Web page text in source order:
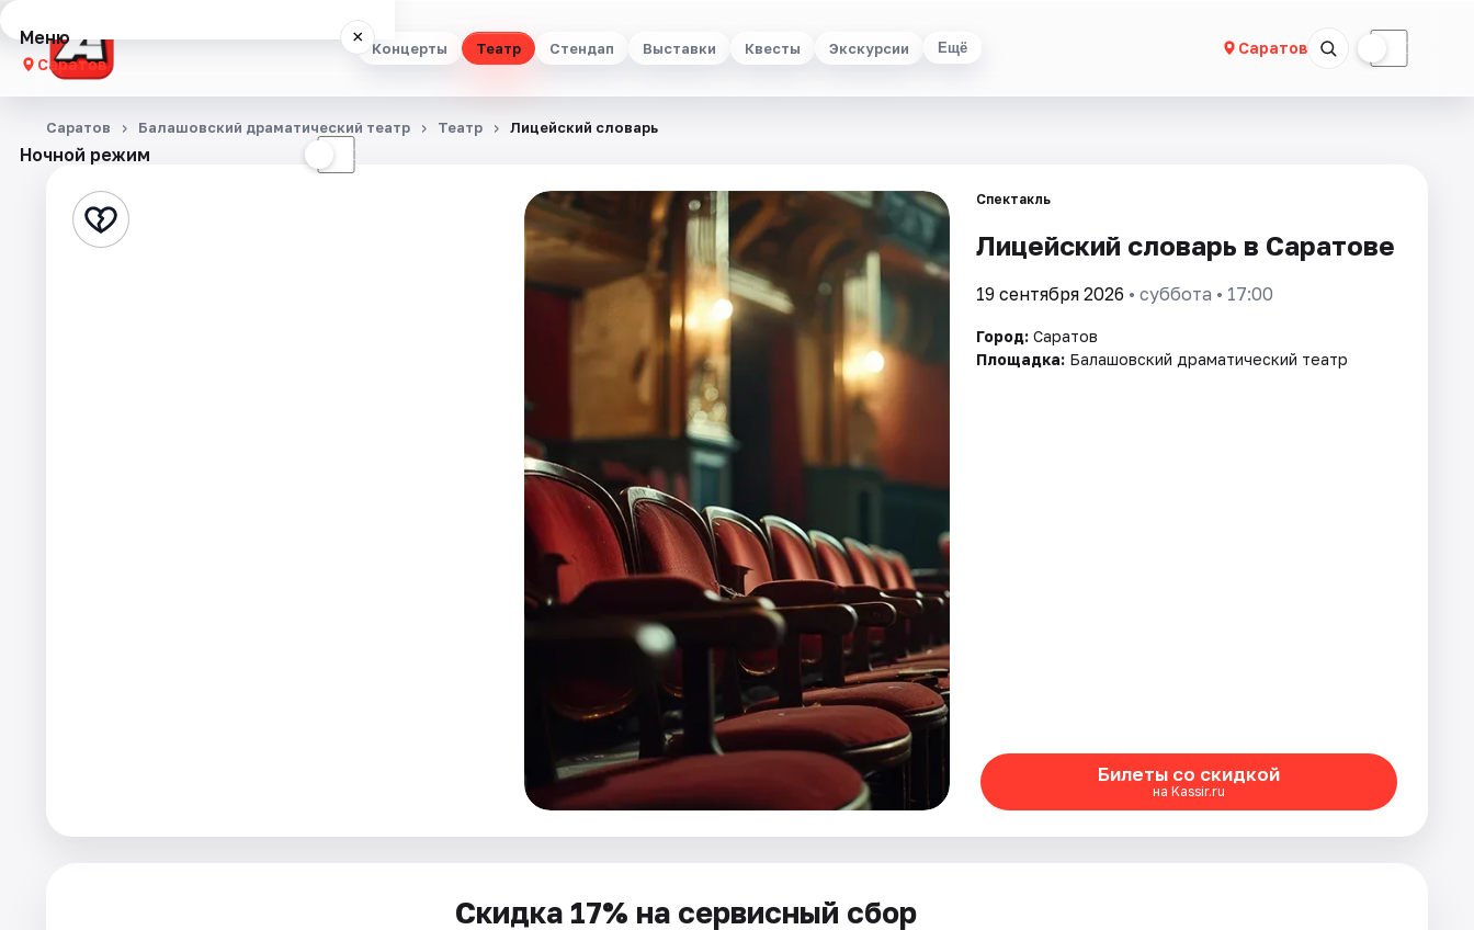
Концерты Театр Стендап Выставки Квесты Экскурсии Ещё Саратов ☾
Меню ×
Саратов
Концерты
Стендап
Ночной режим ☾
Саратов Балашовский драматический театр Театр Лицейский словарь
Спектакль
Лицейский словарь в Саратове
19 сентября 2026 • суббота • 17:00
Город: Саратов
Площадка: Балашовский драматический театр
Билеты со скидкой
на Kassir.ru
Скидка 17% на сервисный сбор